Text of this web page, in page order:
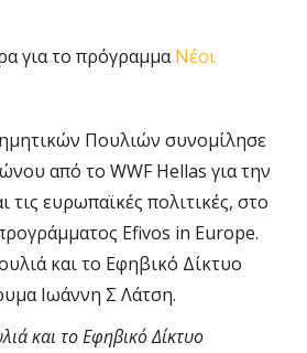
για το πρόγραμμαΝέοι
Πουλιών συνομίλησε
από το WWF Hellas για την
τις ευρωπαϊκές πολιτικές, στο
Efivos in Europe.
και το Εφηβικό Δίκτυο
Ιωάννη Σ Λάτση.
και το Εφηβικό Δίκτυο